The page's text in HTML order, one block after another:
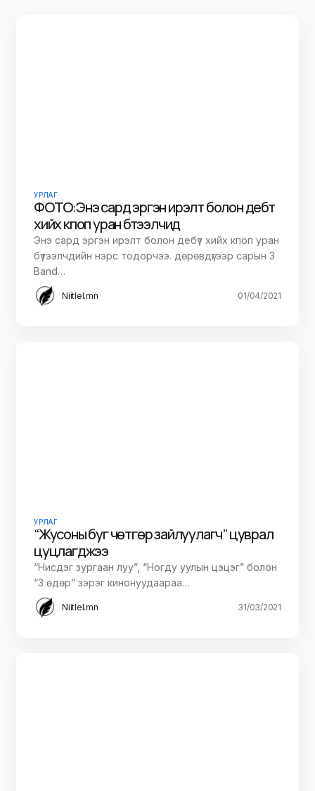
УРЛАГ
ФОТО:Энэ сард эргэн ирэлт болон дебүт
хийх кпоп уран бүтээлчид
Энэ сард эргэн ирэлт болон дебүт хийх кпоп уран
бүтээлчдийн нэрс тодорчээ. дөрөвдүгээр сарын 3
Band…
Niitlel.mn 01/04/2021
УРЛАГ
“Жусоны буг чөтгөр зайлуулагч” цуврал
цуцлагджээ
“Нисдэг зургаан луу”, “Ногду уулын цэцэг” болон
“3 өдөр” зэрэг кинонуудаараа…
Niitlel.mn 31/03/2021